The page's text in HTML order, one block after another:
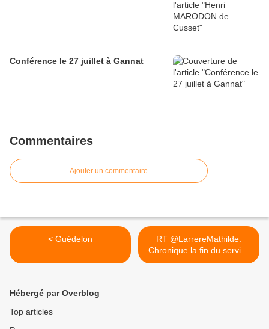
Conférence le 27 juillet à Gannat
Commentaires
Ajouter un commentaire
< Guédelon
RT @LarrereMathilde:
Chronique la fin du service
>
Hébergé par Overblog
Top articles